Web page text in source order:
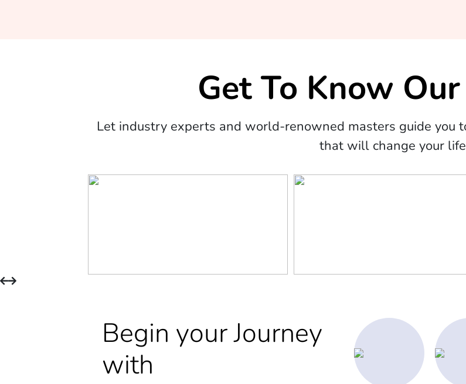
Get To Know
Let industry experts and world-renowned masters guide you
that will change your
Begin your Journey
with